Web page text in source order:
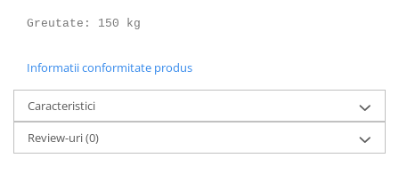
Greutate: 150 kg
Informatii conformitate produs
Caracteristici
Review-uri(0)